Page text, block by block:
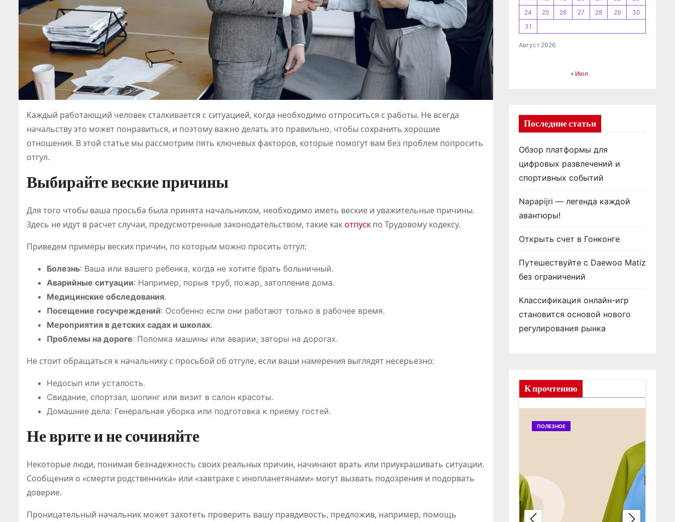
Каждый работающий человек сталкивается с ситуацией, когда необходимо отпроситься с работы. Не всегда
начальству это может понравиться, и поэтому важно делать это правильно, чтобы сохранить хорошие
отношения. В этой статье мы рассмотрим пять ключевых факторов, которые помогут вам без проблем попросить
отгул.
Выбирайте веские причины
Для того чтобы ваша просьба была принята начальником, необходимо иметь веские и уважительные причины.
Здесь не идут в расчет случаи, предусмотренные законодательством, такие какотпуск по Трудовому кодексу.
Приведем примеры веских причин, по которым можно просить отгул:
Болезнь: Ваша или вашего ребенка, когда не хотите брать больничный.
Аварийные ситуации: Например, порыв труб, пожар, затопление дома.
Медицинские обследования.
Посещение госучреждений: Особенно если они работают только в рабочее время.
Мероприятия в детских садах и школах.
Проблемы на дороге: Поломка машины или аварии, заторы на дорогах.
Не стоит обращаться к начальнику с просьбой об отгуле, если ваши намерения выглядят несерьезно:
Недосып или усталость.
Свидание, спортзал, шопинг или визит в салон красоты.
Домашние дела: Генеральная уборка или подготовка к приему гостей.
Не врите и не сочиняйте
Некоторые люди, понимая безнадежность своих реальных причин, начинают врать или приукрашивать ситуации.
Сообщения о «смерти родственника» или «завтраке с инопланетянами» могут вызвать подозрения и подорвать
доверие.
Проницательный начальник может захотеть проверить вашу правдивость, предложив, например, помощь
Август 2026
24
25 26 27 28 29
30
31
« Июл
Последние статьи
Обзор платформы для
цифровых развлечений и
спортивных событий
Napapijri — легенда каждой
авантюры!
Открыть счет в Гонконге
Путешествуйте с Daewoo Matiz
без ограничений
Классификация онлайн-игр
становится основой нового
регулирования рынка
К прочтению
ПОЛЕЗНОЕ